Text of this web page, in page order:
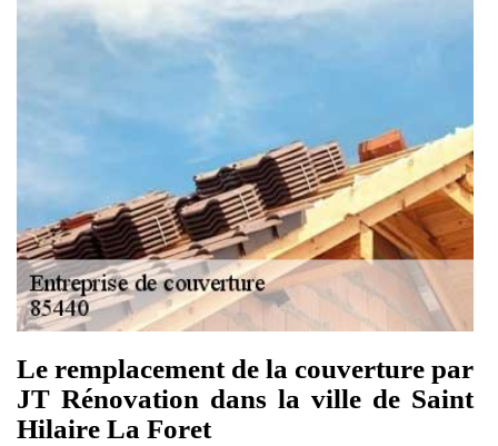
Le remplacement de la couverture par
JT Rénovation dans la ville de Saint
Hilaire La Foret